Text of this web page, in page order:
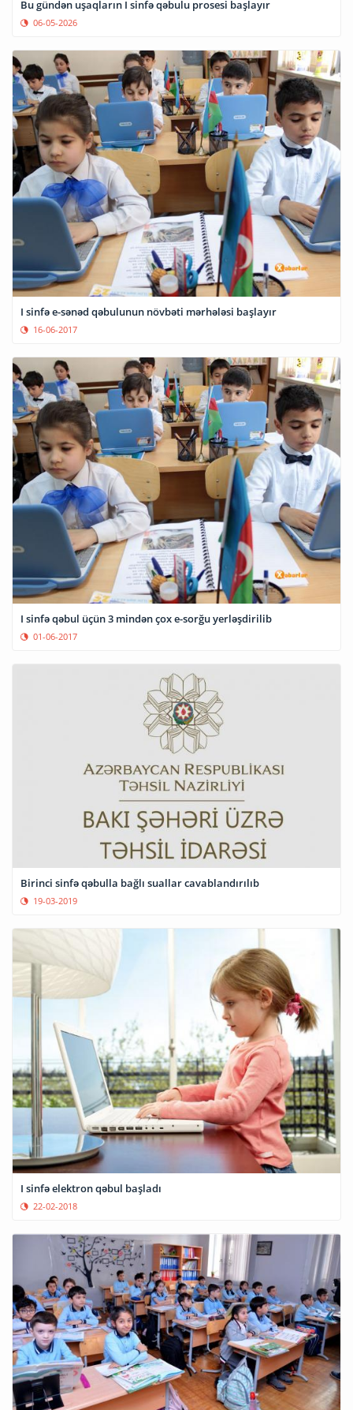
Bu gündən uşaqların I sinfə qəbulu prosesi başlayır
06-05-2026
I sinfə e-sənəd qəbulunun növbəti mərhələsi başlayır
16-06-2017
I sinfə qəbul üçün 3 mindən çox e-sorğu yerləşdirilib
01-06-2017
Birinci sinfə qəbulla bağlı suallar cavablandırılıb
19-03-2019
I sinfə elektron qəbul başladı
22-02-2018